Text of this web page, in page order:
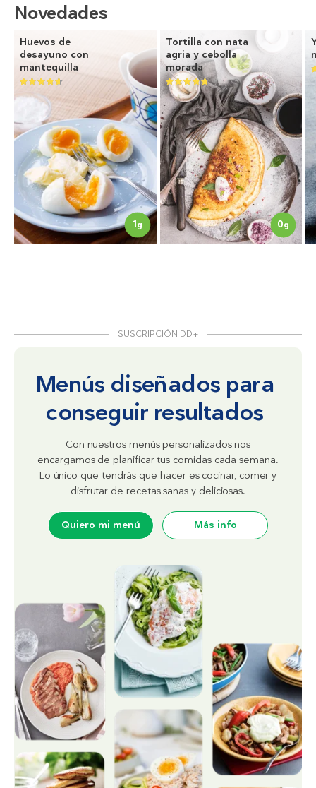
Novedades
Huevos de
desayuno con
mantequilla
1g
Tortilla con nata
agria y cebolla
morada
0g
SUSCRIPCIÓN DD+
Menús diseñados para
conseguir resultados
Con nuestros menús personalizados nos
encargamos de planificar tus comidas cada semana.
Lo único que tendrás que hacer es cocinar, comer y
disfrutar de recetas sanas y deliciosas.
Quiero mi menú Más info